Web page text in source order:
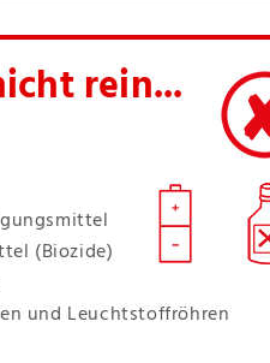
rein...
(Biozide)
und Leuchtstoffröhren